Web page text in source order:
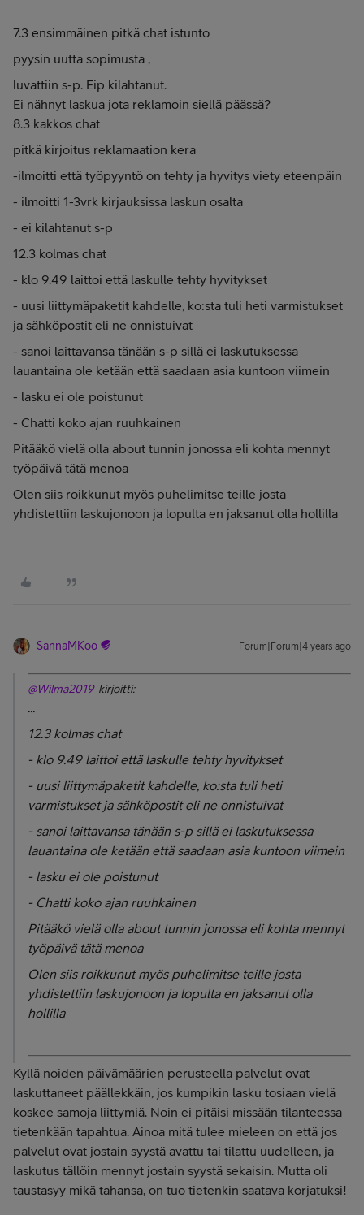
7.3 ensimmäinen pitkä chat istunto
pyysin uutta sopimusta ,
luvattiin s-p. Eip kilahtanut.
Ei nähnyt laskua jota reklamoin siellä päässä?
8.3 kakkos chat
pitkä kirjoitus reklamaation kera
-ilmoitti että työpyyntö on tehty ja hyvitys viety eteenpäin
- ilmoitti 1-3vrk kirjauksissa laskun osalta
- ei kilahtanut s-p
12.3 kolmas chat
- klo 9.49 laittoi että laskulle tehty hyvitykset
- uusi liittymäpaketit kahdelle, ko:sta tuli heti varmistukset
ja sähköpostit eli ne onnistuivat
- sanoi laittavansa tänään s-p sillä ei laskutuksessa
lauantaina ole ketään että saadaan asia kuntoon viimein
- lasku ei ole poistunut
- Chatti koko ajan ruuhkainen
Pitääkö vielä olla about tunnin jonossa eli kohta mennyt
työpäivä tätä menoa
Olen siis roikkunut myös puhelimitse teille josta
yhdistettiin laskujonoon ja lopulta en jaksanut olla hollilla
SannaMKoo Forum|Forum|4 years ago
@Wilma2019kirjoitti:
...
12.3 kolmas chat
- klo 9.49 laittoi että laskulle tehty hyvitykset
- uusi liittymäpaketit kahdelle, ko:sta tuli heti
varmistukset ja sähköpostit eli ne onnistuivat
- sanoi laittavansa tänään s-p sillä ei laskutuksessa
lauantaina ole ketään että saadaan asia kuntoon viimein
- lasku ei ole poistunut
- Chatti koko ajan ruuhkainen
Pitääkö vielä olla about tunnin jonossa eli kohta mennyt
työpäivä tätä menoa
Olen siis roikkunut myös puhelimitse teille josta
yhdistettiin laskujonoon ja lopulta en jaksanut olla
hollilla
Kyllä noiden päivämäärien perusteella palvelut ovat
laskuttaneet päällekkäin, jos kumpikin lasku tosiaan vielä
koskee samoja liittymiä. Noin ei pitäisi missään tilanteessa
tietenkään tapahtua. Ainoa mitä tulee mieleen on että jos
palvelut ovat jostain syystä avattu tai tilattu uudelleen, ja
laskutus tällöin mennyt jostain syystä sekaisin. Mutta oli
taustasyy mikä tahansa, on tuo tietenkin saatava korjatuksi!